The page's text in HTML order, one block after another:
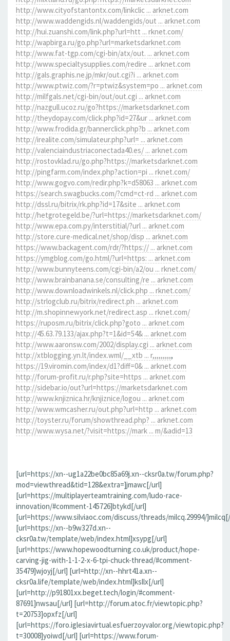
http://www.cityofstantontx.com/linkclic ... arknet.com
http://www.waddengids.nl/waddengids/out ... arknet.com
http://hui.zuanshi.com/link.php?url=htt ... rknet.com/
http://wapbirga.ru/go.php?url=marketsdarknet.com
http://www.fat-tgp.com/cgi-bin/atx/out. ... arknet.com
http://www.specialtysupplies.com/redire ... arknet.com
http://gals.graphis.ne.jp/mkr/out.cgi?i ... arknet.com
http://www.ptwiz.com/?r=ptwiz&system=po ... arknet.com
http://milfgals.net/cgi-bin/out/out.cgi ... arknet.com
http://nazgull.ucoz.ru/go?https://marketsdarknet.com
http://theydopay.com/click.php?id=27&ur ... arknet.com
http://www.frodida.gr/bannerclick.php?b ... arknet.com
http://irealite.com/simulateur.php?url= ... arknet.com
http://valenciaindustriaconectada40.es/ ... arknet.com
http://rostovklad.ru/go.php?https://marketsdarknet.com
http://pingfarm.com/index.php?action=pi ... rknet.com/
http://www.gogvo.com/redir.php?k=d58063 ... arknet.com
https://search.swagbucks.com/?cmd=ct-rd ... arknet.com
http://dssl.ru/bitrix/rk.php?id=17&site ... arknet.com
http://hetgrotegeld.be/?url=https://marketsdarknet.com/
http://www.epa.com.py/interstitial/?url ... arknet.com
http://store.cure-medical.net/shop/disp ... arknet.com
https://www.backagent.com/rdr/?https:// ... arknet.com
https://ymgblog.com/go.html/?url=https: ... arknet.com
http://www.bunnyteens.com/cgi-bin/a2/ou ... rknet.com/
http://www.brainbanana.se/consulting/re ... arknet.com
http://www.downloadwinkels.nl/click.php ... rknet.com/
http://strlogclub.ru/bitrix/redirect.ph ... arknet.com
http://m.shopinnewyork.net/redirect.asp ... rknet.com/
https://ruposm.ru/bitrix/click.php?goto ... arknet.com
http://45.63.79.133/ajax.php?t=1&id=54& ... arknet.com
http://www.aaronsw.com/2002/display.cgi ... arknet.com
http://xtblogging.yn.lt/index.wml/__xtb ... r,,,,,,,,,,
https://19.viromin.com/index/d1?diff=0& ... arknet.com
http://forum-profit.ru/r.php?site=https ... arknet.com
http://sidebar.io/out?url=https://marketsdarknet.com
http://www.knjiznica.hr/knjiznice/logou ... arknet.com
http://www.wmcasher.ru/out.php?url=http ... arknet.com
http://toyster.ru/forum/showthread.php? ... arknet.com
http://www.wysa.net/?visit=https://mark ... m/&adid=13
[url=https://xn--ug1a22be0bc85a69j.xn--cksr0a.tw/forum.php?
mod=viewthread&tid=128&extra=]jmawc[/url]
[url=https://multiplayerteamtraining.com/ludo-race-
innovation/#comment-145726]btykd[/url]
[url=https://www.silviaoc.com/discuss/threads/milcq.29994/
[url=https://xn--b9w327d.xn--
cksr0a.tw/template/web/index.html]xsypg[/url]
[url=https://www.hopewoodturning.co.uk/product/hope-
carving-jig-with-1-1-2-x-6-tpi-chuck-thread/#comment-
35479]wjoyj[/url] [url=http://xn--hhrt41a.xn--
cksr0a.life/template/web/index.html]ksllx[/url]
[url=http://p91801xx.beget.tech/login/#comment-
87691]nwsau[/url] [url=http://forum.atoc.fr/viewtopic.php?
t=20753]opxfz[/url]
[url=https://foro.iglesiavirtual.esfuerzoyvalor.org/viewtopic.php?
t=30008]yoiwd[/url] [url=https://www.forum-